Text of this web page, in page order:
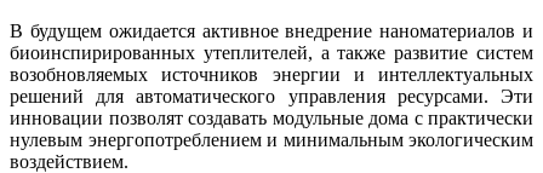
В будущем ожидается активное внедрение наноматериалов и
биоинспирированных утеплителей, а также развитие систем
возобновляемых источников энергии и интеллектуальных
решений для автоматического управления ресурсами. Эти
инновации позволят создавать модульные дома с практически
нулевым энергопотреблением и минимальным экологическим
воздействием.